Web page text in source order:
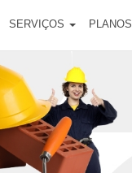
SERVIÇOS PLANOS